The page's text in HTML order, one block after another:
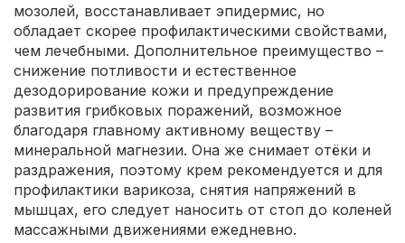
мозолей, восстанавливает эпидермис, но
обладает скорее профилактическими свойствами,
чем лечебными. Дополнительное преимущество –
снижение потливости и естественное
дезодорирование кожи и предупреждение
развития грибковых поражений, возможное
благодаря главному активному веществу –
минеральной магнезии. Она же снимает отёки и
раздражения, поэтому крем рекомендуется и для
профилактики варикоза, снятия напряжений в
мышцах, его следует наносить от стоп до коленей
массажными движениями ежедневно.